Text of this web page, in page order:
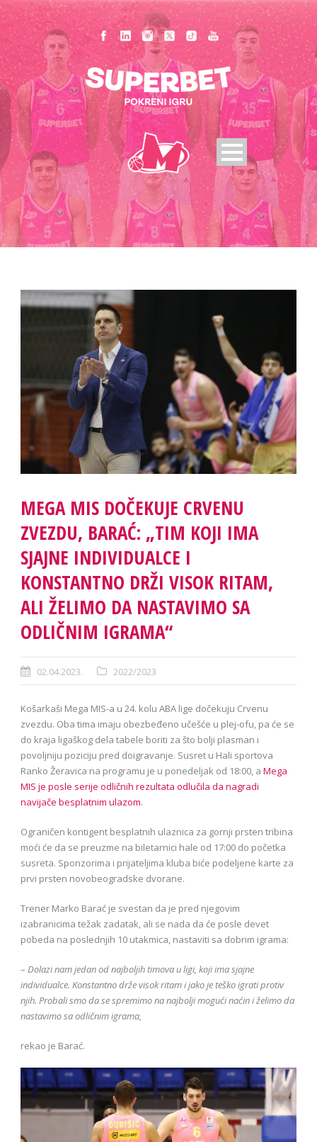
MEGA MIS DOČEKUJE CRVENU
ZVEZDU, BARAĆ: „TIM KOJI IMA
SJAJNE INDIVIDUALCE I
KONSTANTNO DRŽI VISOK RITAM,
ALI ŽELIMO DA NASTAVIMO SA
ODLIČNIM IGRAMA“
02.04.2023. 2022/2023
Košarkaši Mega MIS-a u 24. kolu ABA lige dočekuju Crvenu
zvezdu. Oba tima imaju obezbeđeno učešće u plej-ofu, pa će se
do kraja ligaškog dela tabele boriti za što bolji plasman i
povoljniju poziciju pred doigravanje. Susret u Hali sportova
Ranko Žeravica na programu je u ponedeljak od 18:00, a Mega
MIS je posle serije odličnih rezultata odlučila da nagradi
navijače besplatnim ulazom.
Ograničen kontigent besplatnih ulaznica za gornji prsten tribina
moći će da se preuzme na biletarnici hale od 17:00 do početka
susreta. Sponzorima i prijateljima kluba biće podeljene karte za
prvi prsten novobeogradske dvorane.
Trener Marko Barać je svestan da je pred njegovim
izabranicima težak zadatak, ali se nada da će posle devet
pobeda na poslednjih 10 utakmica, nastaviti sa dobrim igrama:
– Dolazi nam jedan od najboljih timova u ligi, koji ima sjajne
individualce. Konstantno drže visok ritam i jako je teško igrati protiv
njih. Probali smo da se spremimo na najbolji mogući naćin i želimo da
nastavimo sa odličnim igrama,
rekao je Barać.